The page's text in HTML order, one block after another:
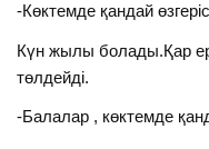
-Көктемде қандай
Күн жылы болады.Қар
төлдейді.
-Балалар , көктемде